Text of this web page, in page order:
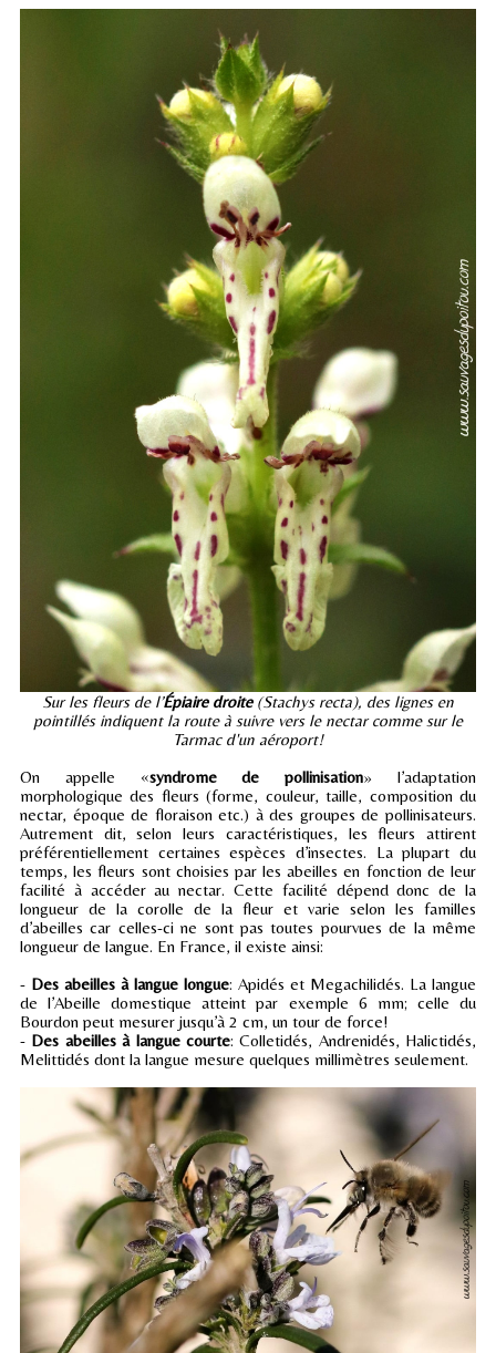
Sur les fleurs de l’Épiaire droite(Stachys recta), des lignes en
pointillés indiquent la route à suivre vers le nectar comme sur le
Tarmac d'un aéroport!
On appelle «syndrome de pollinisation» l’adaptation
morphologique des fleurs (forme, couleur, taille, composition du
nectar, époque de floraison etc.) à des groupes de pollinisateurs.
Autrement dit, selon leurs caractéristiques, les fleurs attirent
préférentiellement certaines espèces d’insectes. La plupart du
temps, les fleurs sont choisies par les abeilles en fonction de leur
facilité à accéder au nectar. Cette facilité dépend donc de la
longueur de la corolle de la fleur et varie selon les familles
d’abeilles car celles-ci ne sont pas toutes pourvues de la même
longueur de langue. En France, il existe ainsi:
- Des abeilles à langue longue: Apidés et Megachilidés. La langue
de l’Abeille domestique atteint par exemple 6 mm; celle du
Bourdon peut mesurer jusqu’à 2 cm, un tour de force!
- Des abeilles à langue courte: Colletidés, Andrenidés, Halictidés,
Melittidés dont la langue mesure quelques millimètres seulement.